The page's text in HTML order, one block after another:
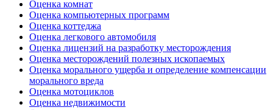
Оценка комнат
Оценка компьютерных программ
Оценка коттеджа
Оценка легкового автомобиля
Оценка лицензий на разработку месторождения
Оценка месторождений полезных ископаемых
Оценка морального ущерба и определение компенсации
морального вреда
Оценка мотоциклов
Оценка недвижимости